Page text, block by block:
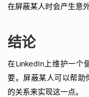
在屏蔽某人时会产生意
结论
在LinkedIn上维护一个
要。屏蔽某人可以帮助
的关系来实现这一点。